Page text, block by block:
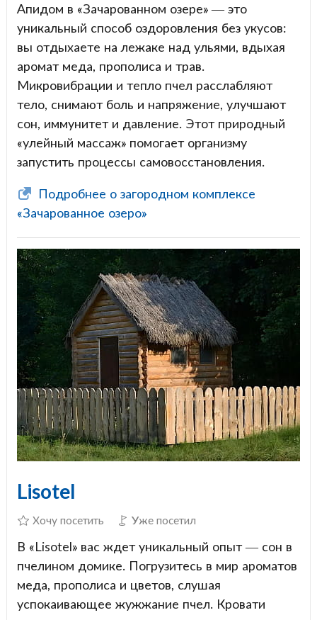
Апидом в «Зачарованном озере» — это
уникальный способ оздоровления без укусов:
вы отдыхаете на лежаке над ульями, вдыхая
аромат меда, прополиса и трав.
Микровибрации и тепло пчел расслабляют
тело, снимают боль и напряжение, улучшают
сон, иммунитет и давление. Этот природный
«улейный массаж» помогает организму
запустить процессы самовосстановления.
Подробнее о загородном комплексе
«Зачарованное озеро»
Lisotel
Хочу посетить Уже посетил
В «Lisotel» вас ждет уникальный опыт — сон в
пчелином домике. Погрузитесь в мир ароматов
меда, прополиса и цветов, слушая
успокаивающее жужжание пчел. Кровати